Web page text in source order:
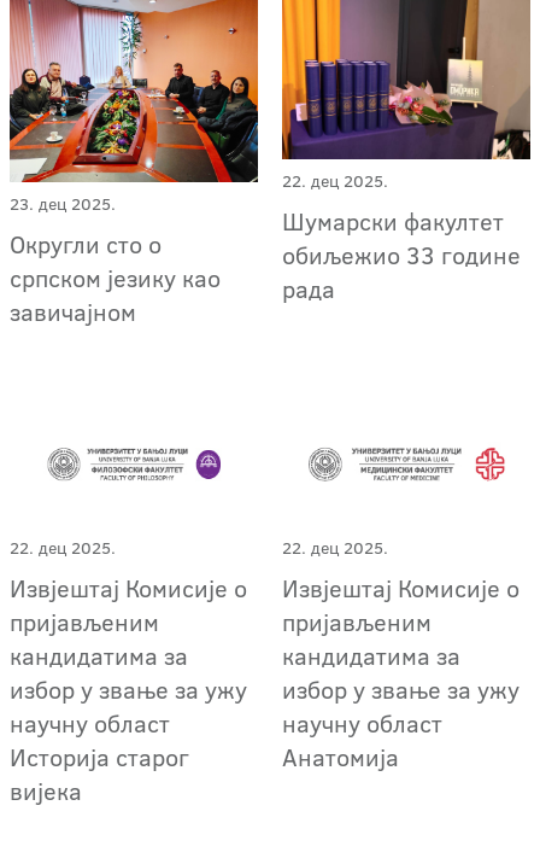
23. дец 2025.
Округли сто о
српском језику као
завичајном
22. дец 2025.
Шумарски факултет
обиљежио 33 године
рада
22. дец 2025.
Извјештај Комисије о
пријављеним
кандидатима за
избор у звање за ужу
научну област
Историја старог
вијека
22. дец 2025.
Извјештај Комисије о
пријављеним
кандидатима за
избор у звање за ужу
научну област
Анатомија